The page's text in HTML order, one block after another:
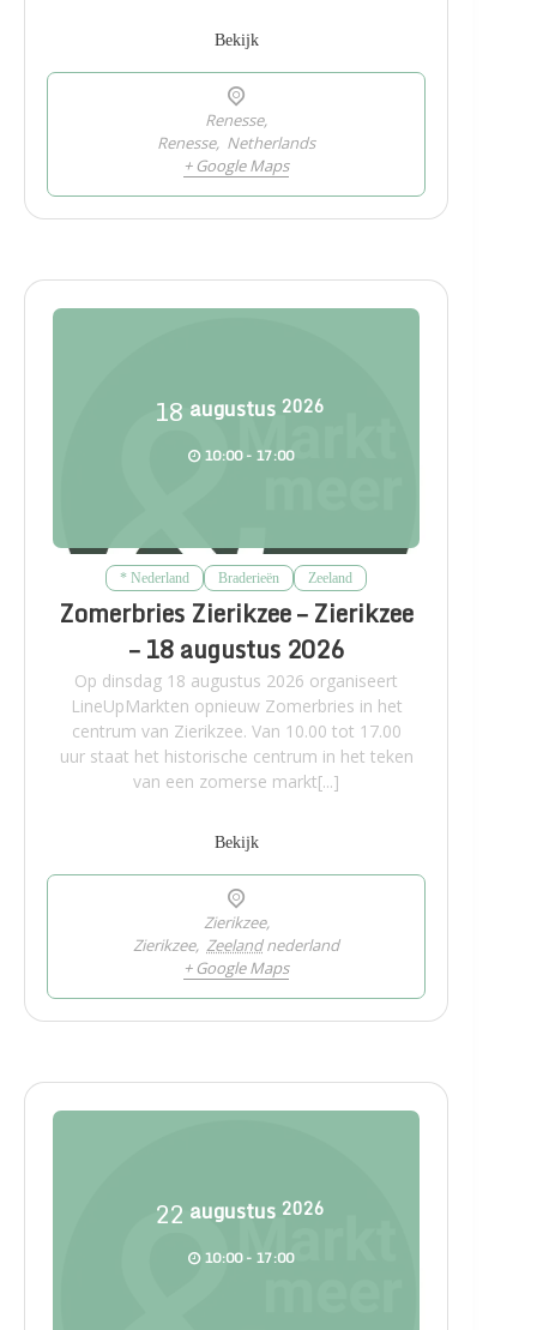
Bekijk
Renesse,
Renesse, Netherlands
+ Google Maps
18 augustus 2026
10:00 - 17:00
* Nederland Braderieën Zeeland
Zomerbries Zierikzee – Zierikzee
– 18 augustus 2026
Op dinsdag 18 augustus 2026 organiseert
LineUpMarkten opnieuw Zomerbries in het
centrum van Zierikzee. Van 10.00 tot 17.00
uur staat het historische centrum in het teken
van een zomerse markt[...]
Bekijk
Zierikzee,
Zierikzee, Zeeland nederland
+ Google Maps
22 augustus 2026
10:00 - 17:00